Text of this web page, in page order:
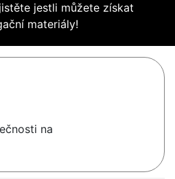
jestli můžete získat
materiály!
na